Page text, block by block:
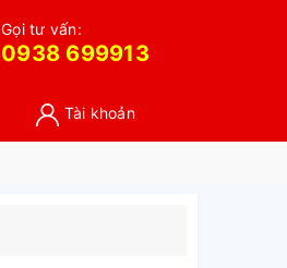
Gọi tư vấn:
0938 699913
Tài khoản